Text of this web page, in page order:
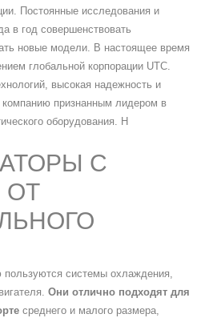
Постоянные исследования и
в год совершенствовать
новые модели. В настоящее время
глобальной корпорации UTC.
высокая надежность и
компанию признанным лидером в
оборудования. Н
С
ОТ
системы охлаждения,
Они отлично подходят для
среднего и малого размера,